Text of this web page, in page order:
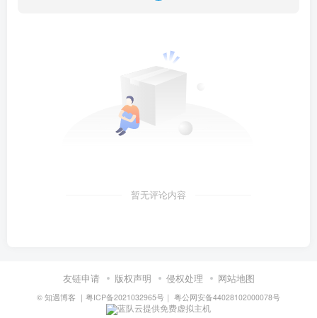
暂无评论内容
友链申请 版权声明 侵权处理 网站地图
© 知遇博客 ｜ 粤ICP备2021032965号 ｜ 粤公网安备44028102000078号
蓝队云提供免费虚拟主机